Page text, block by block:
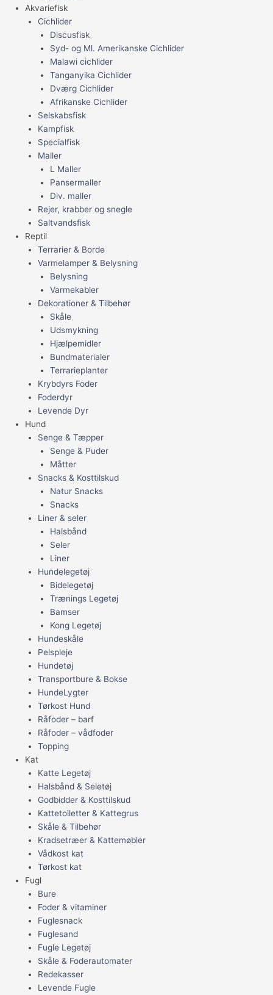
Akvariefisk
Cichlider
Discusfisk
Syd- og Ml. Amerikanske Cichlider
Malawi cichlider
Tanganyika Cichlider
Dværg Cichlider
Afrikanske Cichlider
Selskabsfisk
Kampfisk
Specialfisk
Maller
L Maller
Pansermaller
Div. maller
Rejer, krabber og snegle
Saltvandsfisk
Reptil
Terrarier & Borde
Varmelamper & Belysning
Belysning
Varmekabler
Dekorationer & Tilbehør
Skåle
Udsmykning
Hjælpemidler
Bundmaterialer
Terrarieplanter
Krybdyrs Foder
Foderdyr
Levende Dyr
Hund
Senge & Tæpper
Senge & Puder
Måtter
Snacks & Kosttilskud
Natur Snacks
Snacks
Liner & seler
Halsbånd
Seler
Liner
Hundelegetøj
Bidelegetøj
Trænings Legetøj
Bamser
Kong Legetøj
Hundeskåle
Pelspleje
Hundetøj
Transportbure & Bokse
HundeLygter
Tørkost Hund
Råfoder – barf
Råfoder – vådfoder
Topping
Kat
Katte Legetøj
Halsbånd & Seletøj
Godbidder & Kosttilskud
Kattetoiletter & Kattegrus
Skåle & Tilbehør
Kradsetræer & Kattemøbler
Vådkost kat
Tørkost kat
Fugl
Bure
Foder & vitaminer
Fuglesnack
Fuglesand
Fugle Legetøj
Skåle & Foderautomater
Redekasser
Levende Fugle